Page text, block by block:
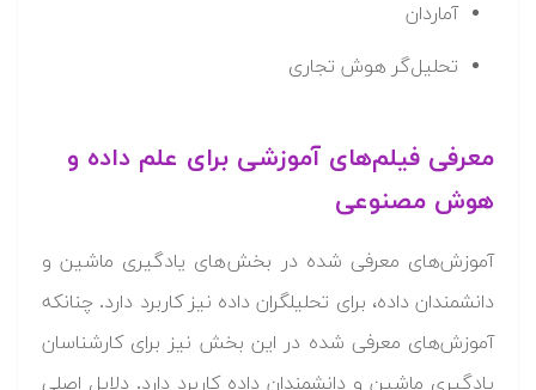
آماردان
تحلیل‌گر هوش تجاری
معرفی فیلم‌های آموزشی برای علم داده و
هوش مصنوعی
آموزش‌های معرفی شده در بخش‌های یادگیری ماشین و
دانشمندان داده، برای تحلیلگران داده نیز کاربرد دارد. چنانکه
آموزش‌های معرفی شده در این بخش نیز برای کارشناسان
یادگیری ماشین و دانشمندان داده کاربرد دارد. دلایل اصلی